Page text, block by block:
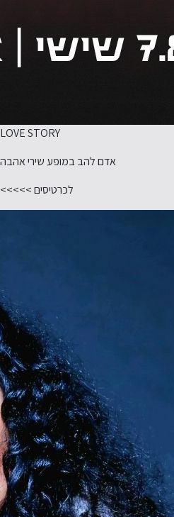
LOVE STORY
אדם להב במופע שירי אהבה
לכרטיסים >>>>>